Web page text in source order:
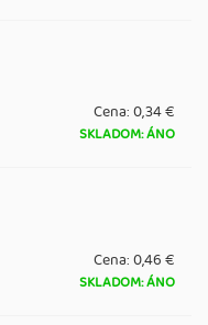
Cena:0,34 €
SKLADOM: ÁNO
Cena:0,46 €
SKLADOM: ÁNO